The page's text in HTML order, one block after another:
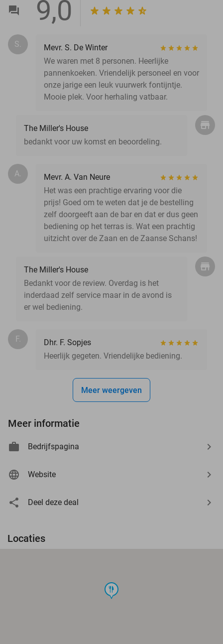
9,0
S.
Mevr. S. De Winter
We waren met 8 personen. Heerlijke
pannenkoeken. Vriendelijk personeel en voor
onze jarige een leuk vuurwerk fontijntje.
Mooie plek. Voor herhaling vatbaar.
The Miller's House
bedankt voor uw komst en beoordeling.
A.
Mevr. A. Van Neure
Het was een prachtige ervaring voor die
prijs! Goed om te weten dat je de bestelling
zelf doorgeeft aan de bar en dat er dus geen
bediening op het terras is. Wat een prachtig
uitzicht over de Zaan en de Zaanse Schans!
The Miller's House
Bedankt voor de review. Overdag is het
inderdaad zelf service maar in de avond is
er wel bediening.
F.
Dhr. F. Sopjes
Heerlijk gegeten. Vriendelijke bediening.
Meer weergeven
Meer informatie
Bedrijfspagina
Website
Deel deze deal
Locaties
food